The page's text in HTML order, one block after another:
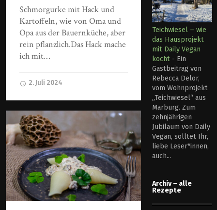
Schmorgurke mit Hack und
Kartoffeln, wie von Oma und
Opa aus der Bauernküche, aber
rein pflanzlich.Das Hack mache
ich mit…
2. Juli 2024
Teichwiesel – wie
das Hausprojekt
mit Daily Vegan
kocht - Ein
Gastbeitrag von
Rebecca Delor,
vom Wohnprojekt
„Teichwiesel“ aus
Marburg. Zum
zehnjährigen
Jubiläum von Daily
Vegan, solltet Ihr,
liebe Leser*innen,
auch...
Archiv – alle
Rezepte